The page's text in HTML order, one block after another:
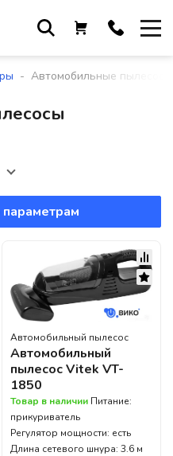
по пятницу
29 861 18 28
t.by
г. Минск, ул. Крупской, д.
- Автомобильные пылесосы
Автомобильный пылесос
Автомобильный
пылесос Vitek VT-
1850
Товар в наличии Питание:
прикуриватель
Регулятор мощности: есть
Длина сетевого шнура: 3.6 м